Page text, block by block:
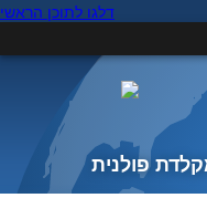
דלגו לתוכן הראשי
פולנית